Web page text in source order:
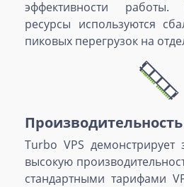
эффективности работы.
ресурсы используются
пиковых перегрузок на
Turbo VPS демонстрирует
высокую
стандартными тарифами